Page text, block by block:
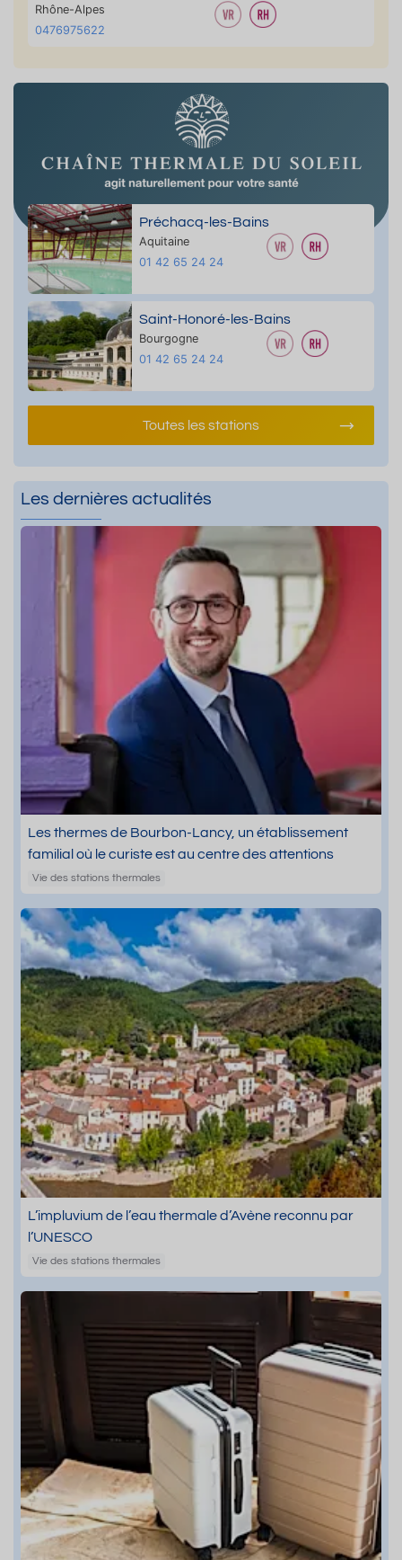
Rhône-Alpes
0476975622
Préchacq-les-Bains
Aquitaine
01 42 65 24 24
Saint-Honoré-les-Bains
Bourgogne
01 42 65 24 24
Toutes les stations
Les dernières actualités
Les thermes de Bourbon-Lancy, un établissement
familial où le curiste est au centre des attentions
Vie des stations thermales
L’impluvium de l’eau thermale d’Avène reconnu par
l’UNESCO
Vie des stations thermales